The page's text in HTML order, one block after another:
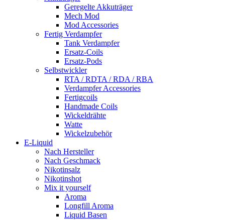
Geregelte Akkuträger
Mech Mod
Mod Accessories
Fertig Verdampfer
Tank Verdampfer
Ersatz-Coils
Ersatz-Pods
Selbstwickler
RTA / RDTA / RDA / RBA
Verdampfer Accessories
Fertigcoils
Handmade Coils
Wickeldrähte
Watte
Wickelzubehör
E-Liquid
Nach Hersteller
Nach Geschmack
Nikotinsalz
Nikotinshot
Mix it yourself
Aroma
Longfill Aroma
Liquid Basen